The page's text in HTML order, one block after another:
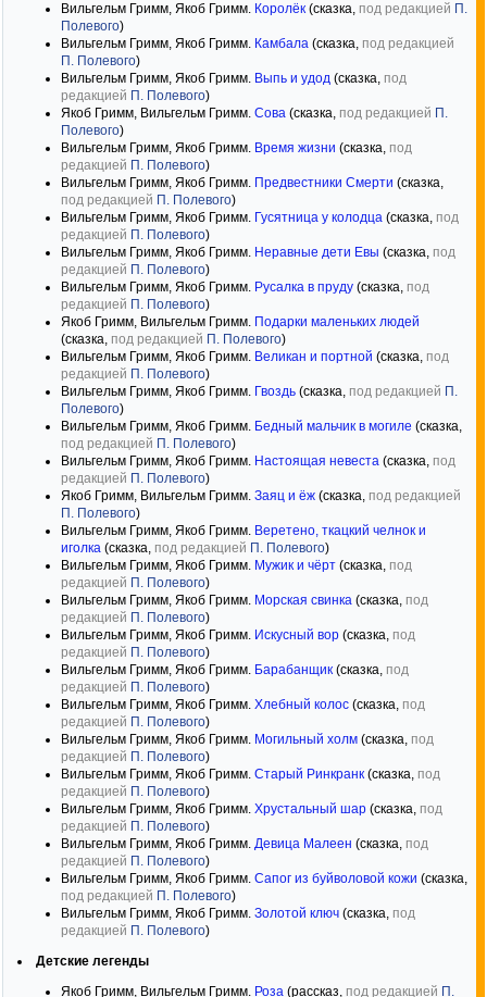
Вильгельм Гримм, Якоб Гримм. Королёк (сказка, под редакцией П.
Полевого)
Вильгельм Гримм, Якоб Гримм. Камбала (сказка, под редакцией
П. Полевого)
Вильгельм Гримм, Якоб Гримм. Выпь и удод (сказка, под
редакцией П. Полевого)
Якоб Гримм, Вильгельм Гримм. Сова (сказка, под редакцией П.
Полевого)
Вильгельм Гримм, Якоб Гримм. Время жизни (сказка, под
редакцией П. Полевого)
Вильгельм Гримм, Якоб Гримм. Предвестники Смерти (сказка,
под редакцией П. Полевого)
Вильгельм Гримм, Якоб Гримм. Гусятница у колодца (сказка, под
редакцией П. Полевого)
Вильгельм Гримм, Якоб Гримм. Неравные дети Евы (сказка, под
редакцией П. Полевого)
Вильгельм Гримм, Якоб Гримм. Русалка в пруду (сказка, под
редакцией П. Полевого)
Якоб Гримм, Вильгельм Гримм. Подарки маленьких людей
(сказка, под редакцией П. Полевого)
Вильгельм Гримм, Якоб Гримм. Великан и портной (сказка, под
редакцией П. Полевого)
Вильгельм Гримм, Якоб Гримм. Гвоздь (сказка, под редакцией П.
Полевого)
Вильгельм Гримм, Якоб Гримм. Бедный мальчик в могиле (сказка,
под редакцией П. Полевого)
Вильгельм Гримм, Якоб Гримм. Настоящая невеста (сказка, под
редакцией П. Полевого)
Якоб Гримм, Вильгельм Гримм. Заяц и ёж (сказка, под редакцией
П. Полевого)
Вильгельм Гримм, Якоб Гримм. Веретено, ткацкий челнок и
иголка (сказка, под редакцией П. Полевого)
Вильгельм Гримм, Якоб Гримм. Мужик и чёрт (сказка, под
редакцией П. Полевого)
Вильгельм Гримм, Якоб Гримм. Морская свинка (сказка, под
редакцией П. Полевого)
Вильгельм Гримм, Якоб Гримм. Искусный вор (сказка, под
редакцией П. Полевого)
Вильгельм Гримм, Якоб Гримм. Барабанщик (сказка, под
редакцией П. Полевого)
Вильгельм Гримм, Якоб Гримм. Хлебный колос (сказка, под
редакцией П. Полевого)
Вильгельм Гримм, Якоб Гримм. Могильный холм (сказка, под
редакцией П. Полевого)
Вильгельм Гримм, Якоб Гримм. Старый Ринкранк (сказка, под
редакцией П. Полевого)
Вильгельм Гримм, Якоб Гримм. Хрустальный шар (сказка, под
редакцией П. Полевого)
Вильгельм Гримм, Якоб Гримм. Девица Малеен (сказка, под
редакцией П. Полевого)
Вильгельм Гримм, Якоб Гримм. Сапог из буйволовой кожи (сказка,
под редакцией П. Полевого)
Вильгельм Гримм, Якоб Гримм. Золотой ключ (сказка, под
редакцией П. Полевого)
Детские легенды
Якоб Гримм, Вильгельм Гримм. Роза (рассказ, под редакцией П.